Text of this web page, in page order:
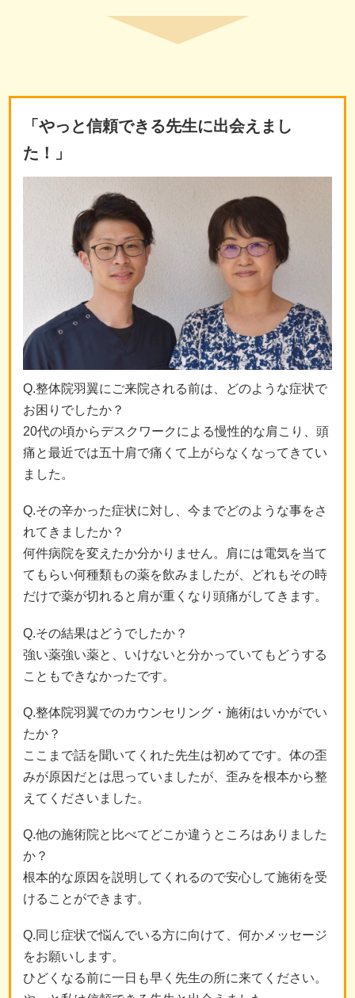
「やっと信頼できる先生に出会えまし
た！」
Q.整体院羽翼にご来院される前は、どのような症状で
お困りでしたか？
20代の頃からデスクワークによる慢性的な肩こり、頭
痛と最近では五十肩で痛くて上がらなくなってきてい
ました。
Q.その辛かった症状に対し、今までどのような事をさ
れてきましたか？
何件病院を変えたか分かりません。肩には電気を当て
てもらい何種類もの薬を飲みましたが、どれもその時
だけで薬が切れると肩が重くなり頭痛がしてきます。
Q.その結果はどうでしたか？
強い薬強い薬と、いけないと分かっていてもどうする
こともできなかったです。
Q.整体院羽翼でのカウンセリング・施術はいかがでい
たか？
ここまで話を聞いてくれた先生は初めてです。体の歪
みが原因だとは思っていましたが、歪みを根本から整
えてくださいました。
Q.他の施術院と比べてどこか違うところはありました
か？
根本的な原因を説明してくれるので安心して施術を受
けることができます。
Q.同じ症状で悩んでいる方に向けて、何かメッセージ
をお願いします。
ひどくなる前に一日も早く先生の所に来てください。